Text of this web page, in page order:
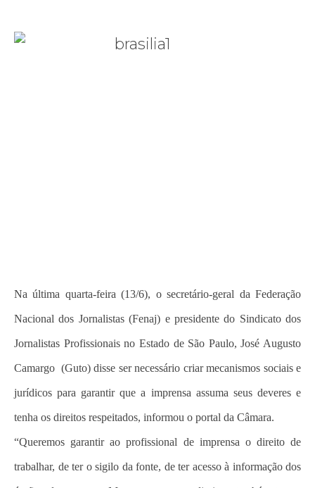
Na última quarta-feira (13/6), o secretário-geral da Federação
Nacional dos Jornalistas (Fenaj) e presidente do Sindicato dos
Jornalistas Profissionais no Estado de São Paulo, José Augusto
Camargo (Guto) disse ser necessário criar mecanismos sociais e
jurídicos para garantir que a imprensa assuma seus deveres e
tenha os direitos respeitados, informou o portal da Câmara.
“Queremos garantir ao profissional de imprensa o direito de
trabalhar, de ter o sigilo da fonte, de ter acesso à informação dos